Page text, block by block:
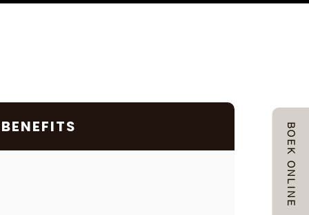
BOEK ONLINE
BENEFITS